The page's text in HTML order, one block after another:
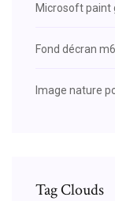
Microsoft
Fond décran
Image nature
Tag Clouds